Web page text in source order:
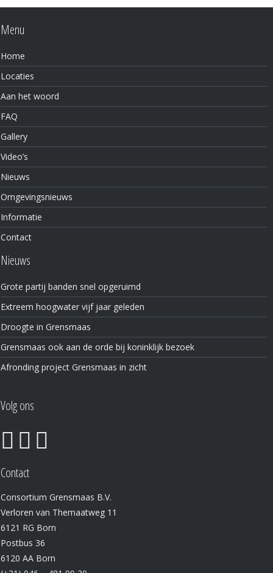
Menu
Home
Locaties
Aan het woord
FAQ
Gallery
Video’s
Nieuws
Omgevingsnieuws
Informatie
Contact
Nieuws
Grote partij banden snel opgeruimd
Extreem hoogwater vijf jaar geleden
Droogte in Grensmaas
Grensmaas ook aan de orde bij koninklijk bezoek
Afronding project Grensmaas in zicht
Volg ons
Contact
Consortium Grensmaas B.V.
Verloren van Themaatweg 11
6121 RG Born
Postbus 36
6120 AA Born